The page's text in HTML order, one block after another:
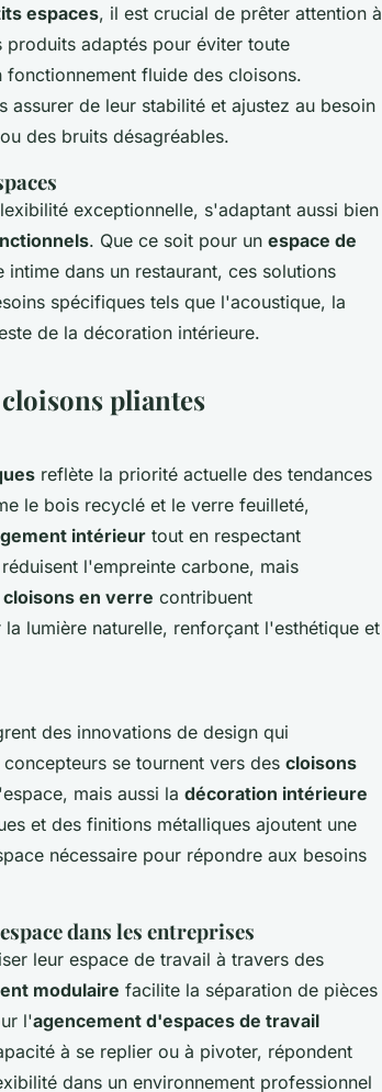
espaces, il est crucial de prêter attention à
produits adaptés pour éviter toute
fluide des cloisons.
de leur stabilité et ajustez au besoin
des bruits désagréables.
exceptionnelle, s'adaptant aussi bien
. Que ce soit pour un espace de
dans un restaurant, ces solutions
spécifiques tels que l'acoustique, la
de la décoration intérieure.
pliantes
reflète la priorité actuelle des tendances
le bois recyclé et le verre feuilleté,
intérieur tout en respectant
l'empreinte carbone, mais
cloisons en verre contribuent
lumière naturelle, renforçant l'esthétique et
des innovations de design qui
se tournent vers des cloisons
mais aussi la décoration intérieure
et des finitions métalliques ajoutent une
nécessaire pour répondre aux besoins
dans les entreprises
leur espace de travail à travers des
modulaire facilite la séparation de pièces
l'agencement d'espaces de travail
à se replier ou à pivoter, répondent
dans un environnement professionnel